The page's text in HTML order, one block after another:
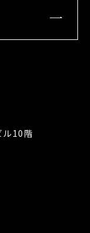
ル10階